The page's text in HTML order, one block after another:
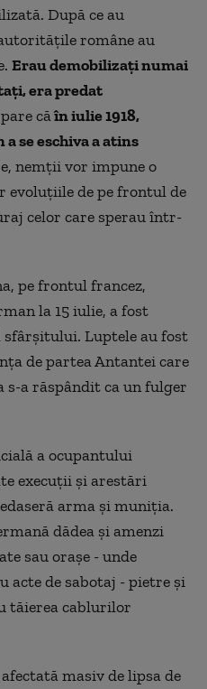
După ce au
române au
Erau demobilizaţi numai
era predat
pare căîn iulie 1918,
se eschiva a atins
nemţii vor impune o
evoluţiile de pe frontul de
celor care sperau într-
pe frontul francez,
la 15 iulie, a fost
Luptele au fost
de partea Antantei care
s-a răspândit ca un fulger
a ocupantului
execuţii şi arestări
arma şi muniţia.
dădea şi amenzi
sau oraşe - unde
acte de sabotaj - pietre şi
tăierea cablurilor
masiv de lipsa de